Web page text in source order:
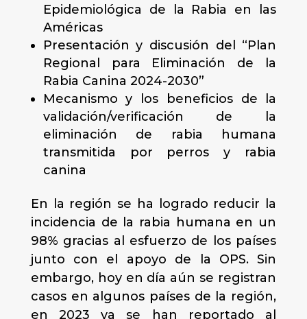
Epidemiológica de la Rabia en las
Américas
Presentación y discusión del “Plan
Regional para Eliminación de la
Rabia Canina 2024-2030”
Mecanismo y los beneficios de la
validación/verificación de la
eliminación de rabia humana
transmitida por perros y rabia
canina
En la región se ha logrado reducir la
incidencia de la rabia humana en un
98% gracias al esfuerzo de los países
junto con el apoyo de la OPS. Sin
embargo, hoy en día aún se registran
casos en algunos países de la región,
en 2023 ya se han reportado al